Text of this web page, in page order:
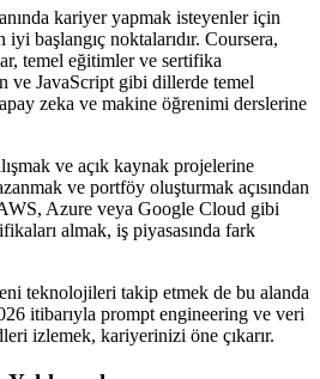
kariyer yapmak isteyenler için
başlangıç noktalarıdır. Coursera,
temel eğitimler ve sertifika
ve JavaScript gibi dillerde temel
zeka ve makine öğrenimi derslerine
ve açık kaynak projelerine
ve portföy oluşturmak açısından
Azure veya Google Cloud gibi
almak, iş piyasasında fark
teknolojileri takip etmek de bu alanda
itibarıyla prompt engineering ve veri
izlemek, kariyerinizi öne çıkarır.